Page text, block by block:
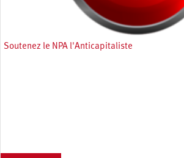
Soutenez le NPA l'Anticapitaliste